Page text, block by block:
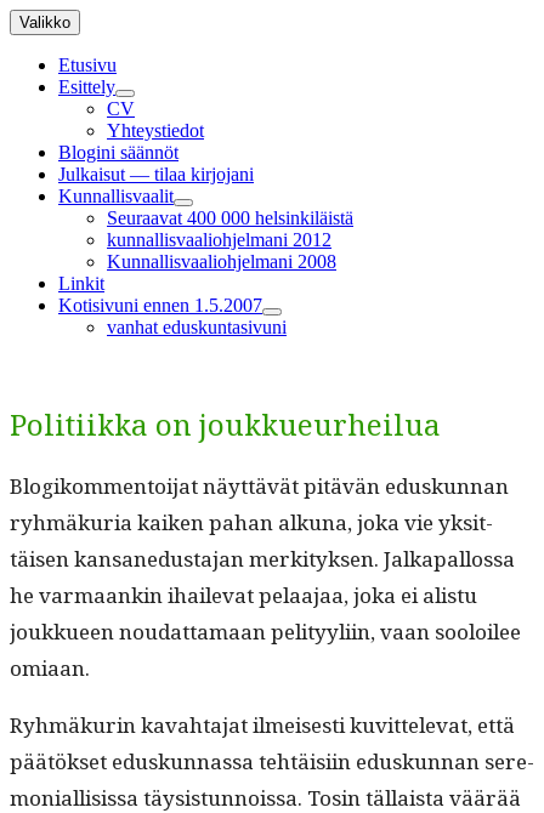
Siirry
sisältöön
Valikko
Etusivu
Esittely
näytä
alavalikko
CV
Yhteystiedot
Blogini säännöt
Julkaisut — tilaa kirjojani
Kunnallisvaalit
näytä
alavalikko
Seuraavat 400 000 helsinkiläistä
kunnallisvaaliohjelmani 2012
Kunnallisvaaliohjelmani 2008
Linkit
Kotisivuni ennen 1.5.2007
näytä
alavalikko
vanhat eduskuntasivuni
Politiikka on joukkueurheilua
Blogikom­men­toi­jat näyt­tävät pitävän eduskun­nan
ryh­mäkuria kaiken pahan alku­na, joka vie yksit­
täisen kansane­dus­ta­jan merk­i­tyk­sen. Jalka­pal­los­sa
he var­maankin ihail­e­vat pelaa­jaa, joka ei alis­tu
joukkueen nou­dat­ta­maan peli­tyyli­in, vaan sooloilee
omiaan.
Ryh­mäkurin kavah­ta­jat ilmeis­es­ti kuvit­tel­e­vat, että
päätök­set eduskun­nas­sa tehtäisi­in eduskun­nan ser­e­
mo­ni­al­li­sis­sa täy­sis­tun­nois­sa. Tosin täl­laista väärää